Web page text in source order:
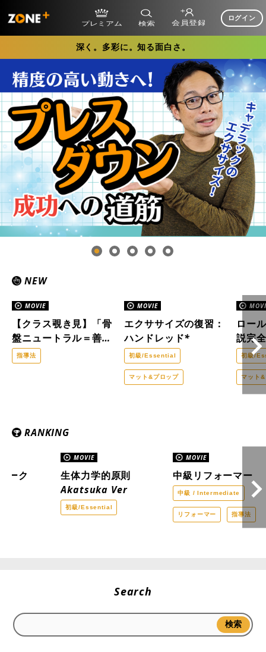
ログイン
深く。多彩に。知る面白さ。
NEW
MOVIE
【クラス覗き見】「骨
盤ニュートラル＝善」
はもう古い？医療ピラ
ティスの現場から。
指導法
MOVIE
エクササイズの復習：
ハンドレッド*
初級/Essential
マット&プロップ
ロー
説完
初級/
マット
RANKING
ーク
MOVIE
生体力学的原則
Akatsuka Ver
初級/Essential
MOVIE
中級リフォーマー
中級 / Intermediate
リフォーマー 指導法
Search
検索